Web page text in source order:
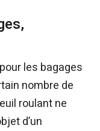
les bagages
nombre de
roulant ne
d’un